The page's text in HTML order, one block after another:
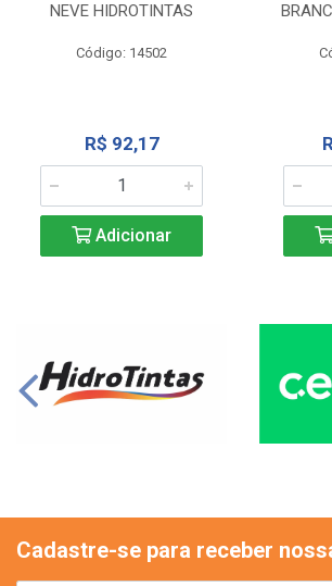
NEVE HIDROTINTAS
Código: 14502
R$ 92,17
Adicionar
Cadastre-se para receber